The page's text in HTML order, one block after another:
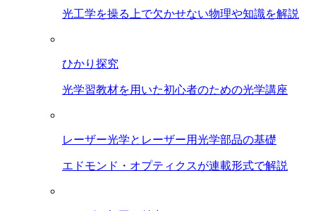
光工学を操る上で欠かせない物理や知識を解説
ひかり探究
光学習教材を用いた初心者のための光学講座
レーザー光学とレーザー用光学部品の基礎
エドモンド・オプティクスが連載形式で解説